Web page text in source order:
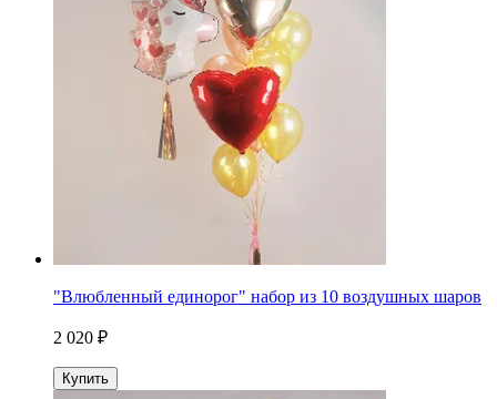
"Влюбленный единорог" набор из 10 воздушных шаров
2 020 ₽
Купить